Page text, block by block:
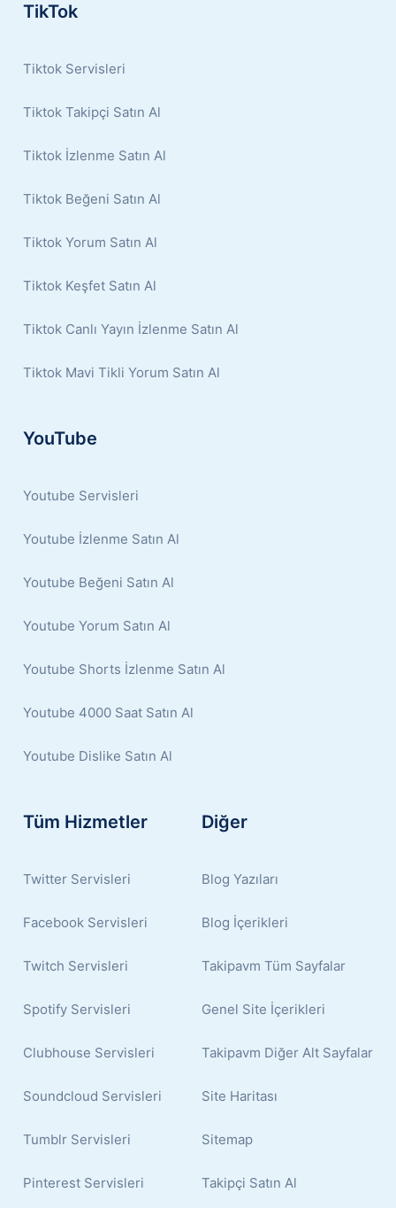
TikTok
Tiktok Servisleri
Tiktok Takipçi Satın Al
Tiktok İzlenme Satın Al
Tiktok Beğeni Satın Al
Tiktok Yorum Satın Al
Tiktok Keşfet Satın Al
Tiktok Canlı Yayın İzlenme Satın Al
Tiktok Mavi Tikli Yorum Satın Al
YouTube
Youtube Servisleri
Youtube İzlenme Satın Al
Youtube Beğeni Satın Al
Youtube Yorum Satın Al
Youtube Shorts İzlenme Satın Al
Youtube 4000 Saat Satın Al
Youtube Dislike Satın Al
Tüm Hizmetler
Twitter Servisleri
Facebook Servisleri
Twitch Servisleri
Spotify Servisleri
Clubhouse Servisleri
Soundcloud Servisleri
Tumblr Servisleri
Pinterest Servisleri
Diğer
Blog Yazıları
Blog İçerikleri
Takipavm Tüm Sayfalar
Genel Site İçerikleri
Takipavm Diğer Alt Sayfalar
Site Haritası
Sitemap
Takipçi Satın Al